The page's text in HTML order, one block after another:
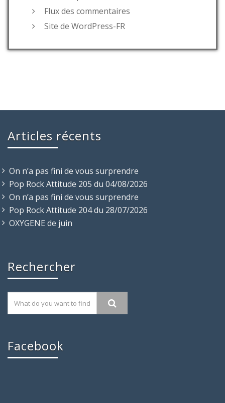
Flux des commentaires
Site de WordPress-FR
Articles récents
On n’a pas fini de vous surprendre
Pop Rock Attitude 205 du 04/08/2026
On n’a pas fini de vous surprendre
Pop Rock Attitude 204 du 28/07/2026
OXYGENE de juin
Rechercher
Facebook